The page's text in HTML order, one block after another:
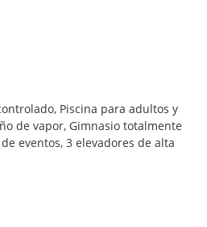
Piscina para adultos y
de vapor, Gimnasio totalmente
eventos, 3 elevadores de alta